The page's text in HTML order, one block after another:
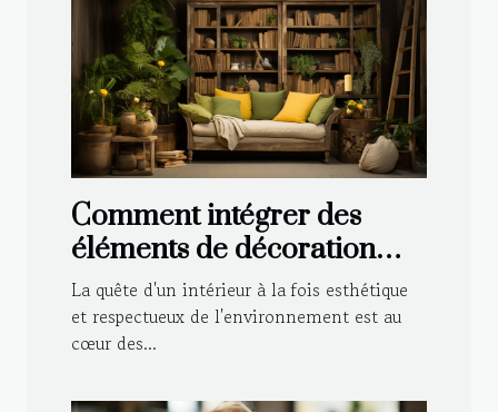
Comment intégrer des
éléments de décoration
durable dans le style
traditionnel de votre
maison
La quête d'un intérieur à la fois esthétique
et respectueux de l'environnement est au
cœur des...